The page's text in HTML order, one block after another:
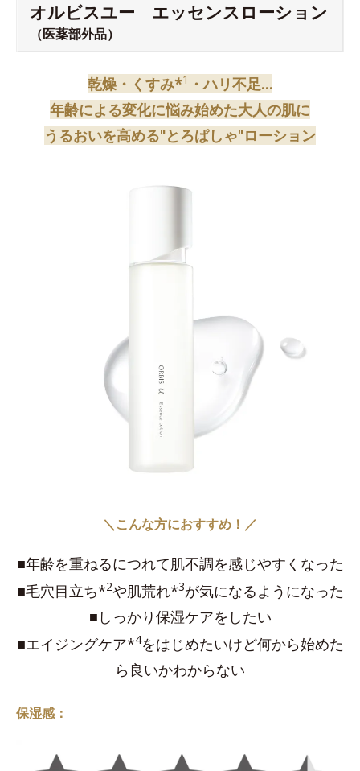
オルビスユー エッセンスローション
（医薬部外品）
乾燥・くすみ*1 ・ハリ不足…
年齢による変化に悩み始めた大人の肌に
うるおいを高める"とろぱしゃ"ローション
＼こんな方におすすめ！／
■年齢を重ねるにつれて肌不調を感じやすくなった
■毛穴目立ち*2や肌荒れ*3が気になるようになった
■しっかり保湿ケアをしたい
■エイジングケア*4をはじめたいけど何から始めた
ら良いかわからない
保湿感：